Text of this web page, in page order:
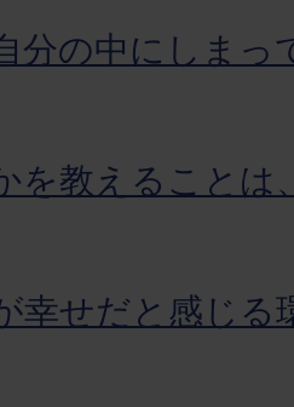
分の中にしまっ
を教えることは
幸せだと感じる